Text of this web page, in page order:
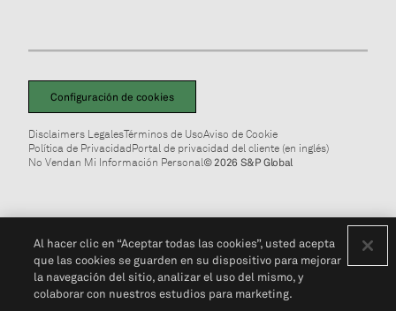
Configuración de cookies
Disclaimers LegalesTérminos de UsoAviso de Cookie
Política de PrivacidadPortal de privacidad del cliente (en inglés)
No Vendan Mi Información Personal© 2026 S&P Global
Al hacer clic en “Aceptar todas las cookies”, usted acepta
que las cookies se guarden en su dispositivo para mejorar
la navegación del sitio, analizar el uso del mismo, y
colaborar con nuestros estudios para marketing.